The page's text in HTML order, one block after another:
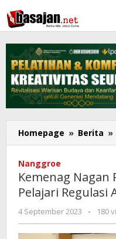
ke
konten
Homepage » Berita »
Nanggroe
Kemenag Nagan
Pelajari Regulasi
4 September 2023
oleh
- 180